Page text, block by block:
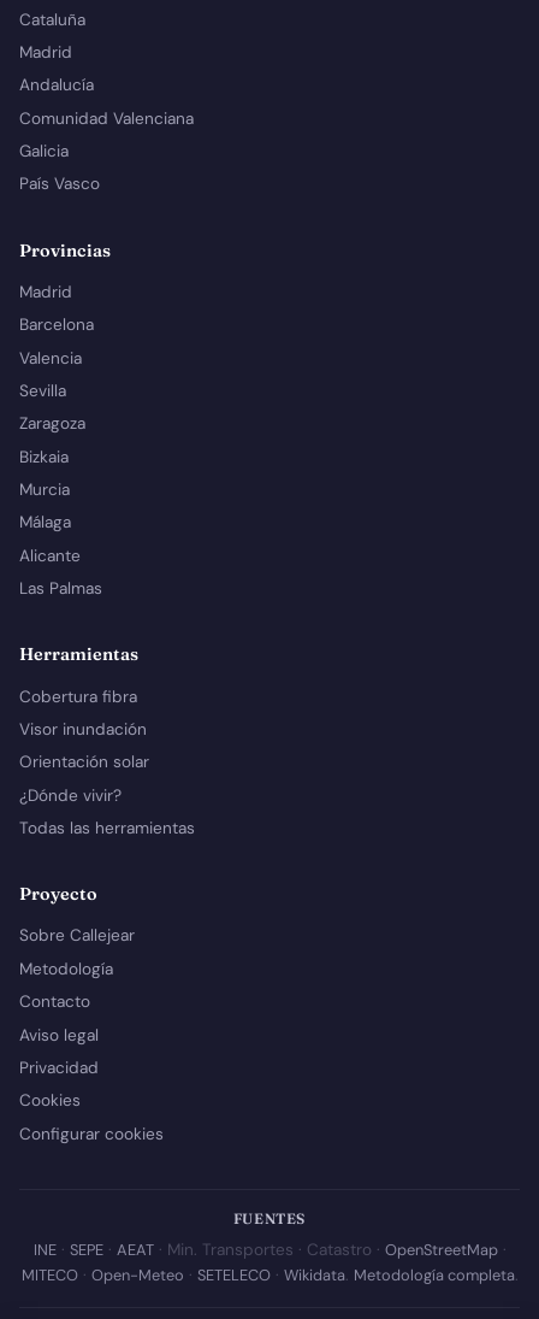
Cataluña
Madrid
Andalucía
Comunidad Valenciana
Galicia
País Vasco
Provincias
Madrid
Barcelona
Valencia
Sevilla
Zaragoza
Bizkaia
Murcia
Málaga
Alicante
Las Palmas
Herramientas
Cobertura fibra
Visor inundación
Orientación solar
¿Dónde vivir?
Todas las herramientas
Proyecto
Sobre Callejear
Metodología
Contacto
Aviso legal
Privacidad
Cookies
Configurar cookies
FUENTES
INE· SEPE· AEAT· Min. Transportes · Catastro · OpenStreetMap·
MITECO· Open-Meteo · SETELECO· Wikidata. Metodología completa.